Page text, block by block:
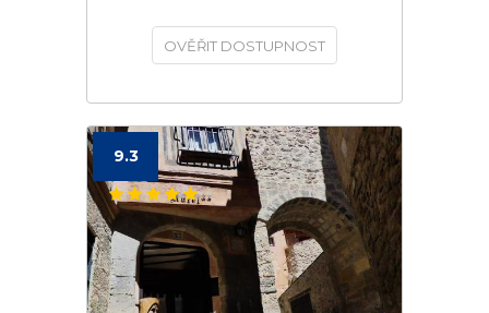
OVĚŘIT DOSTUPNOST
9.3